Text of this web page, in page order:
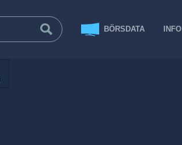
BÖRSDATA INFO